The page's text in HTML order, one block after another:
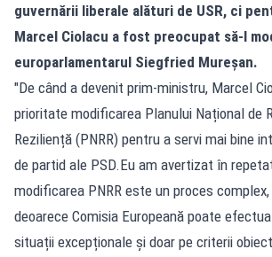
guvernării liberale alături de USR, ci
Marcel Ciolacu a fost preocupat să-l
europarlamentarul Siegfried Mureșan.
"De când a devenit prim-ministru, Marcel
prioritate modificarea Planului Național de
Reziliență (PNRR) pentru a servi mai bine
de partid ale PSD.Eu am avertizat în
modificarea PNRR este un proces
deoarece Comisia Europeană poate
situații excepționale și doar pe criterii